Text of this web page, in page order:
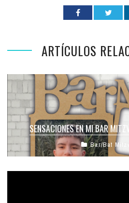
ARTÍCULOS
SENSACIONES EN MI BAR
Bar/Bat